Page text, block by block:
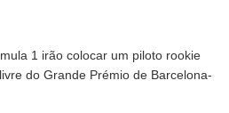
1 irão colocar um piloto rookie
do Grande Prémio de Barcelona-